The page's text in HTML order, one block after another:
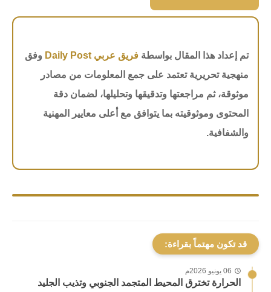
تم إعداد هذا المقال بواسطة فريق عربي Daily Post
وفق
منهجية تحريرية تعتمد على جمع المعلومات من مصادر
موثوقة، ثم مراجعتها وتدقيقها وتحليلها، لضمان دقة
المحتوى وموثوقيته بما يتوافق مع أعلى معايير المهنية
والشفافية.
قد تكون مهتماً بقراءة:
06 يونيو 2026م
الحرارة تخترق المحيط المتجمد الجنوبي وتذيب الجليد